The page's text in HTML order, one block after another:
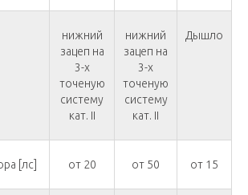
нижний
зацеп на
3-х
точеную
систему
кат. II
нижний
зацеп на
3-х
точеную
систему
кат. II
Дышло
[лс] от 20 от 50 от 15